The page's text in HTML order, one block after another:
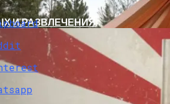
SPE Энергоэффективный
Тяговый Двигатель
И РАЗВЛЕЧЕНИЯ